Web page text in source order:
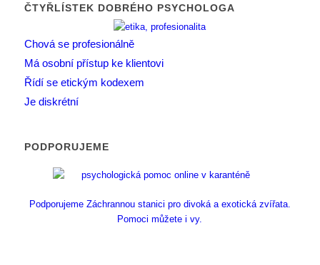
ČTYŘLÍSTEK DOBRÉHO PSYCHOLOGA
Chová se profesionálně
Má osobní přístup ke klientovi
Řídí se etickým kodexem
Je diskrétní
PODPORUJEME
Podporujeme Záchrannou stanici pro divoká a exotická zvířata.
Pomoci můžete i vy.